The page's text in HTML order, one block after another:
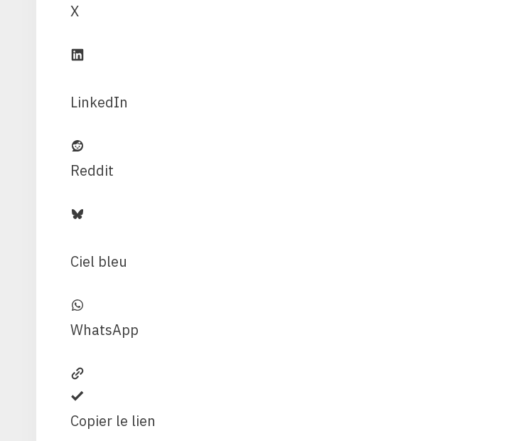
X
LinkedIn
Reddit
Ciel bleu
WhatsApp
Copier le lien